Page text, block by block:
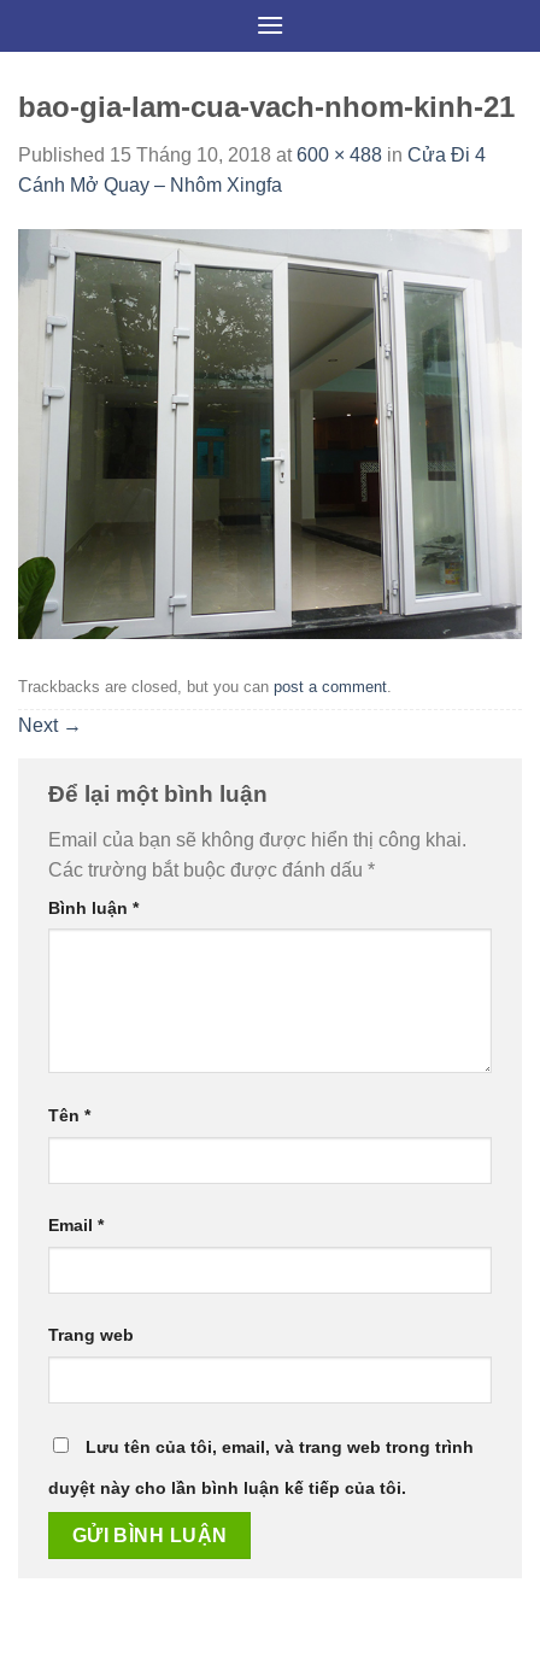
bao-gia-lam-cua-vach-nhom-kinh-21
Published 15 Tháng 10, 2018 at600 × 488 in Cửa Đi 4
Cánh Mở Quay – Nhôm Xingfa
Trackbacks are closed, but you can post a comment.
Next →
Để lại một bình luận
Email của bạn sẽ không được hiển thị công khai.
Các trường bắt buộc được đánh dấu *
Bình luận *
Tên *
Email *
Trang web
Lưu tên của tôi, email, và trang web trong trình
duyệt này cho lần bình luận kế tiếp của tôi.